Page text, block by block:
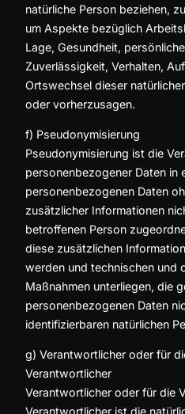
natürliche Person beziehen,
um Aspekte bezüglich
Lage, Gesundheit,
Zuverlässigkeit, Verhalten,
Ortswechsel dieser
oder vorherzusagen.
f) Pseudonymisierung
Pseudonymisierung ist die
personenbezogener Daten in
personenbezogenen Daten
zusätzlicher Informationen
betroffenen Person
diese zusätzlichen
werden und technischen und
Maßnahmen unterliegen, die
personenbezogenen Daten
identifizierbaren natürlichen
g) Verantwortlicher oder für
Verantwortlicher
Verantwortlicher oder für die